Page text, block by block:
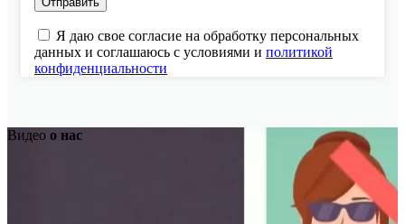
Я даю свое согласие на обработку персональных
данных и соглашаюсь с условиями и политикой
конфиденциальности
Видео о нас